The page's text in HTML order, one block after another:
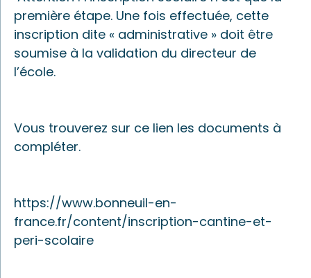
première étape. Une fois effectuée, cette
inscription dite « administrative » doit être
soumise à la validation du directeur de
l’école.
Vous trouverez sur ce lien les documents à
compléter.
https://www.bonneuil-en-
france.fr/content/inscription-cantine-et-
peri-scolaire